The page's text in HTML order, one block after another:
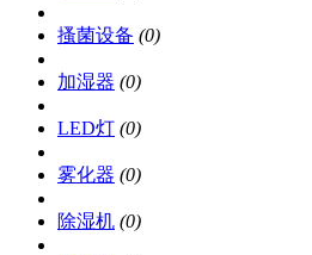
搔菌设备 (0)
加湿器 (0)
LED灯 (0)
雾化器 (0)
除湿机 (0)